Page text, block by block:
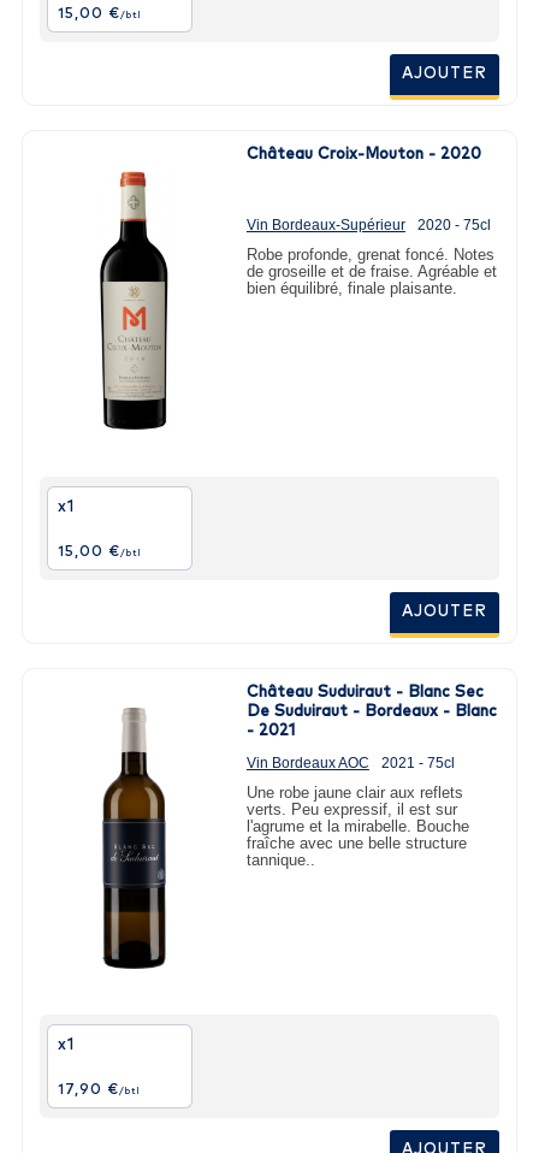
15,00 €/btl
AJOUTER
Château Croix-Mouton - 2020
Vin Bordeaux-Supérieur 2020 - 75cl
Robe profonde, grenat foncé. Notes
de groseille et de fraise. Agréable et
bien équilibré, finale plaisante.
x1
15,00 €/btl
AJOUTER
Château Suduiraut - Blanc Sec
De Suduiraut - Bordeaux - Blanc
- 2021
Vin Bordeaux AOC 2021 - 75cl
Une robe jaune clair aux reflets
verts. Peu expressif, il est sur
l'agrume et la mirabelle. Bouche
fraîche avec une belle structure
tannique..
x1
17,90 €/btl